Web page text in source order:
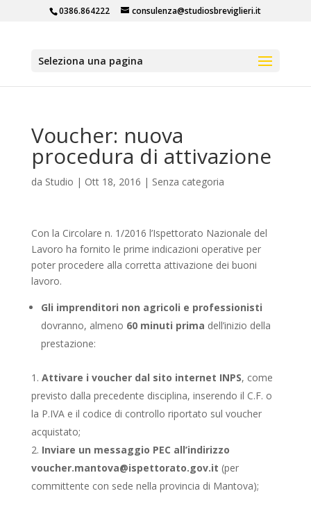
0386.864222 consulenza@studiosbreviglieri.it
Seleziona una pagina
Voucher: nuova
procedura di attivazione
da Studio | Ott 18, 2016 | Senza categoria
Con la Circolare n. 1/2016 l’Ispettorato Nazionale del
Lavoro ha fornito le prime indicazioni operative per
poter procedere alla corretta attivazione dei buoni
lavoro.
Gli imprenditori non agricoli e professionisti
dovranno, almeno 60 minuti prima dell’inizio della
prestazione:
Attivare i voucher dal sito internet INPS, come
previsto dalla precedente disciplina, inserendo il C.F. o
la P.IVA e il codice di controllo riportato sul voucher
acquistato;
Inviare un messaggio PEC all’indirizzo
voucher.mantova@ispettorato.gov.it (per
committente con sede nella provincia di Mantova);